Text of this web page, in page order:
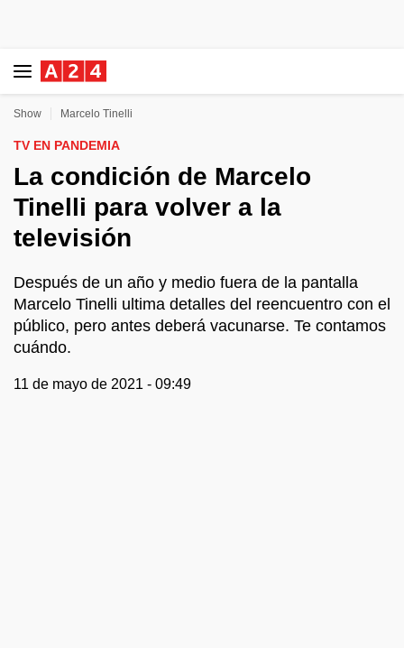
Show Marcelo Tinelli
TV EN PANDEMIA
La condición de Marcelo
Tinelli para volver a la
televisión
Después de un año y medio fuera de la pantalla
Marcelo Tinelli ultima detalles del reencuentro con el
público, pero antes deberá vacunarse. Te contamos
cuándo.
11 de mayo de 2021 - 09:49